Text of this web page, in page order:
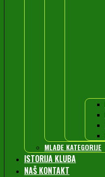
MLAĐE KATEGORIJE
ISTORIJA KLUBA
NAŠ KONTAKT